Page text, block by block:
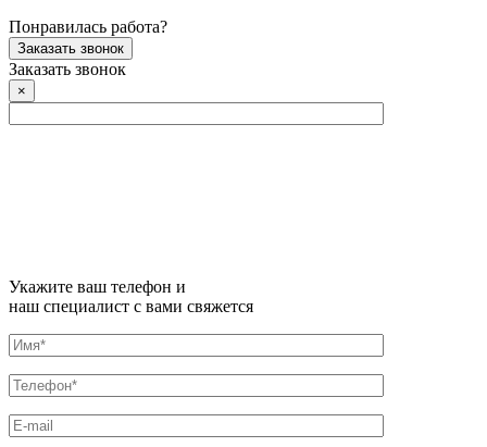
Понравилась работа?
Заказать звонок
Заказать звонок
×
Укажите ваш телефон и
наш специалист с вами свяжется